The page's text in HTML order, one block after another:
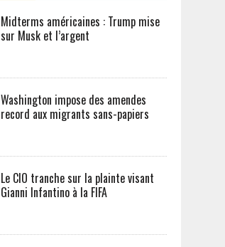
Midterms américaines : Trump mise
sur Musk et l’argent
Washington impose des amendes
record aux migrants sans-papiers
Le CIO tranche sur la plainte visant
Gianni Infantino à la FIFA